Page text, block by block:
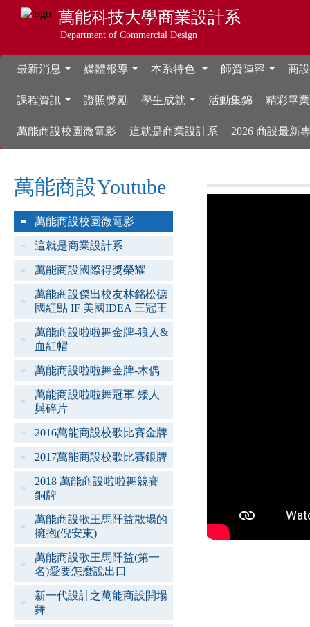
萬能科技大學商業設計系
Department of Commercial Design
最新消息 媒體報導 本系特色 師資陣容 商
課程資訊 證照獎勵 學生成就 活動集錦 精彩畢
萬能商設校園微電影 這就是商業設計系 2026 商設最新
萬能商設Youtube
萬能商設校園微電影
這就是商業設計系
萬能商設國際得獎榮耀
萬能商設傑出校友林銘松德
國紅點 IF 美國IDEA 三冠王
萬能商設啦啦舞金牌-狼人&
血紅帽
萬能商設啦啦舞金牌-木偶
萬能商設啦啦舞冠軍-矮人
與碎片
2016萬能商設校歌比賽金牌
2017萬能商設校歌比賽銀牌
2018 萬能商設啦啦舞競賽
銅牌
萬能商設歌王馬阡益散場的
擁抱(倪安東)
萬能商設歌王馬阡益(第一
名)愛要怎麼說出口
新一代設計之萬能商設開場
舞